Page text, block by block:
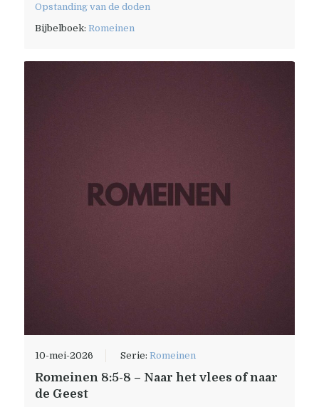
Opstanding van de doden
Bijbelboek:Romeinen
10-mei-2026 Serie:Romeinen
Romeinen 8:5-8 – Naar het vlees of naar
de Geest